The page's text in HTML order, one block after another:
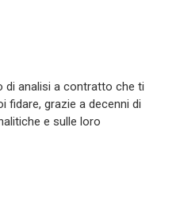
di analisi a contratto che ti
fidare, grazie a decenni di
e sulle loro